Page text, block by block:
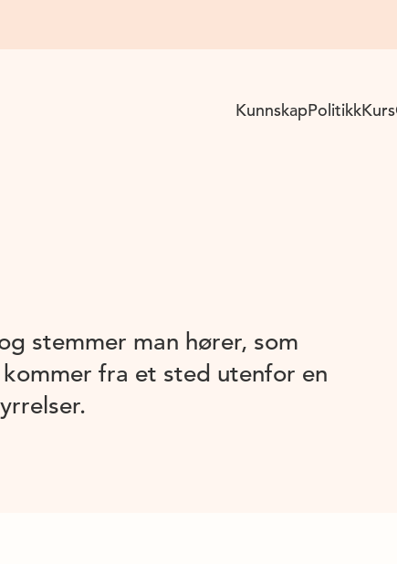
KunnskapPolitikkKurs
stemmer man hører, som
fra et sted utenfor en